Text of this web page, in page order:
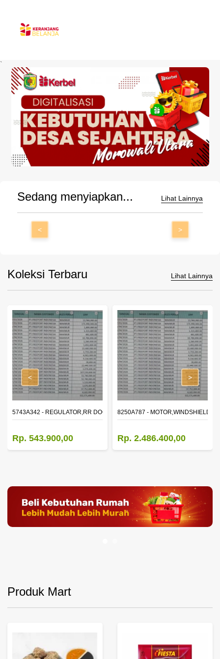
`
Sedang menyiapkan... Lihat Lainnya
< >
Koleksi Terbaru Lihat Lainnya
WINDOW,LH
5743A342 - REGULATOR,RR DOOR WINDOW,RH
Rp. 543.900,00
8250A787 - MOTOR,WINDSHIELD
Rp. 2.486.400,00
< >
Produk Mart